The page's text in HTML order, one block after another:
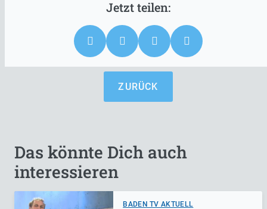
ZURÜCK
Das könnte Dich auch
interessieren
BADEN TV AKTUELL